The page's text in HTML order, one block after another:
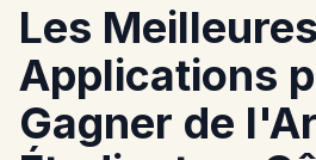
Les Meilleures
Applications
Gagner de